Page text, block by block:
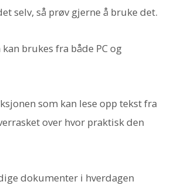
selv, så prøv gjerne å bruke det.
brukes fra både PC og
som kan lese opp tekst fra
over hvor praktisk den
dokumenter i hverdagen